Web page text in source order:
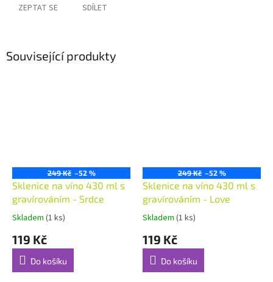
ZEPTAT SE SDÍLET
Související produkty
249 Kč –52 %
Sklenice na víno 430 ml s
gravírováním - Srdce
Průměrné
produktu
5,0
Skladem (1 ks)
119 Kč
Do košíku
249 Kč –52 %
Sklenice na víno 430 ml s
gravírováním - Love
Průměrné
produktu
5,0
Skladem (1 ks)
119 Kč
Do košíku